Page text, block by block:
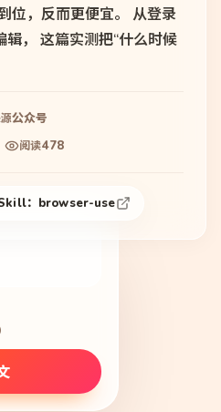
位，反而更便宜。 从登录
， 这篇实测把“什么时候
公众号
阅读478
： browser-use